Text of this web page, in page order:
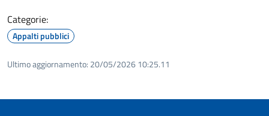
Categorie:
Appalti pubblici
Ultimo aggiornamento: 20/05/2026 10:25.11